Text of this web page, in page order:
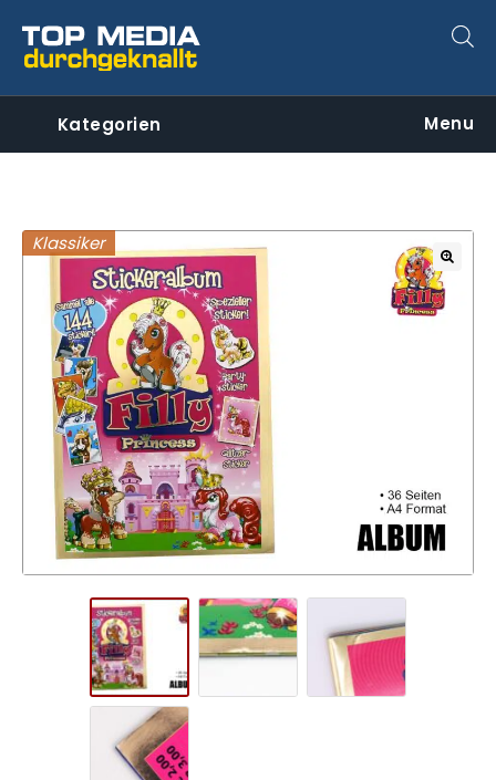
Kategorien Menu
🔍
Klassiker